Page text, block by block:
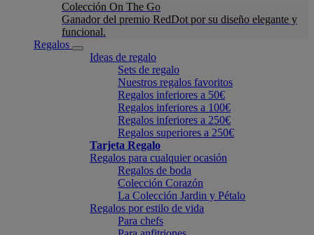
Colección On The Go
Ganador del premio RedDot por su diseño elegante y
funcional.
Regalos
Ideas de regalo
Sets de regalo
Nuestros regalos favoritos
Regalos inferiores a 50€
Regalos inferiores a 100€
Regalos inferiores a 250€
Regalos superiores a 250€
Tarjeta Regalo
Regalos para cualquier ocasión
Regalos de boda
Colección Corazón
La Colección Jardin y Pétalo
Regalos por estilo de vida
Para chefs